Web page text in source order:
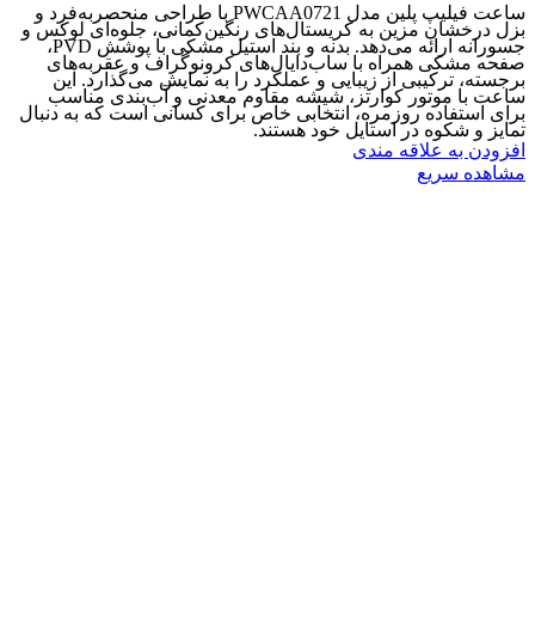
ساعت فیلیپ پلین مدل PWCAA0721 با طراحی منحصربه‌فرد و
بزل درخشان مزین به کریستال‌های رنگین‌کمانی، جلوه‌ای لوکس و
جسورانه ارائه می‌دهد. بدنه و بند استیل مشکی با پوشش PVD،
صفحه مشکی همراه با ساب‌دایال‌های کرونوگراف و عقربه‌های
برجسته، ترکیبی از زیبایی و عملکرد را به نمایش می‌گذارد. این
ساعت با موتور کوارتز، شیشه مقاوم معدنی و آب‌بندی مناسب
برای استفاده روزمره، انتخابی خاص برای کسانی است که به دنبال
تمایز و شکوه در استایل خود هستند.
افزودن به علاقه مندی
مشاهده سریع